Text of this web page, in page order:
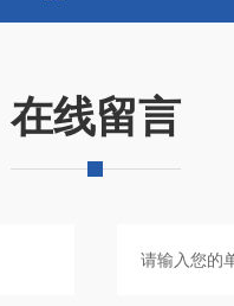
在线留言